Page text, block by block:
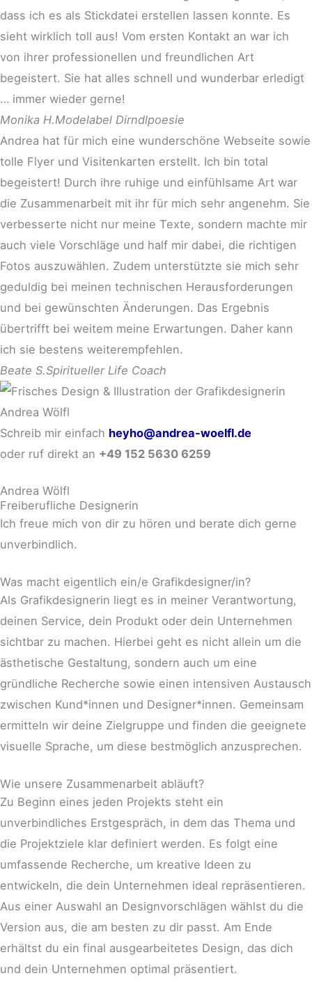
dass ich es als Stickdatei erstellen lassen konnte. Es
sieht wirklich toll aus! Vom ersten Kontakt an war ich
von ihrer professionellen und freundlichen Art
begeistert. Sie hat alles schnell und wunderbar erledigt
… immer wieder gerne!
Monika H.Modelabel Dirndlpoesie
Andrea hat für mich eine wunderschöne Webseite sowie
tolle Flyer und Visitenkarten erstellt. Ich bin total
begeistert! Durch ihre ruhige und einfühlsame Art war
die Zusammenarbeit mit ihr für mich sehr angenehm. Sie
verbesserte nicht nur meine Texte, sondern machte mir
auch viele Vorschläge und half mir dabei, die richtigen
Fotos auszuwählen. Zudem unterstützte sie mich sehr
geduldig bei meinen technischen Herausforderungen
und bei gewünschten Änderungen. Das Ergebnis
übertrifft bei weitem meine Erwartungen. Daher kann
ich sie bestens weiterempfehlen.
Beate S.Spiritueller Life Coach
Schreib mir einfach heyho@andrea-woelfl.de
oder ruf direkt an +49 152 5630 6259
Andrea Wölfl
Freiberufliche Designerin
Ich freue mich von dir zu hören und berate dich gerne
unverbindlich.
Was macht eigentlich ein/e Grafikdesigner/in?
Als Grafikdesignerin liegt es in meiner Verantwortung,
deinen Service, dein Produkt oder dein Unternehmen
sichtbar zu machen. Hierbei geht es nicht allein um die
ästhetische Gestaltung, sondern auch um eine
gründliche Recherche sowie einen intensiven Austausch
zwischen Kund*innen und Designer*innen. Gemeinsam
ermitteln wir deine Zielgruppe und finden die geeignete
visuelle Sprache, um diese bestmöglich anzusprechen.
Wie unsere Zusammenarbeit abläuft?
Zu Beginn eines jeden Projekts steht ein
unverbindliches Erstgespräch, in dem das Thema und
die Projektziele klar definiert werden. Es folgt eine
umfassende Recherche, um kreative Ideen zu
entwickeln, die dein Unternehmen ideal repräsentieren.
Aus einer Auswahl an Designvorschlägen wählst du die
Version aus, die am besten zu dir passt. Am Ende
erhältst du ein final ausgearbeitetes Design, das dich
und dein Unternehmen optimal präsentiert.